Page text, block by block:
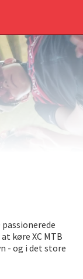
køre XC MTB
- og i det store